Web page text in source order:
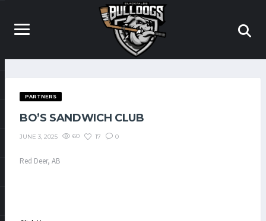
PARTNERS
BO’S SANDWICH CLUB
JUNE 3, 2025 60 17 0
Red Deer, AB